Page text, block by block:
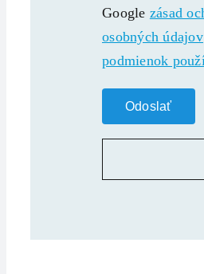
Google zásad
osobných údajov
podmienok